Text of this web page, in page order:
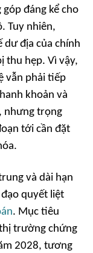
đáng kể cho
Tuy nhiên,
dư địa của chính
thu hẹp. Vì vậy,
vẫn phải tiếp
khoản và
nhưng trọng
tới cần đặt
và dài hạn
quyết liệt
. Mục tiêu
trường chứng
2028, tương